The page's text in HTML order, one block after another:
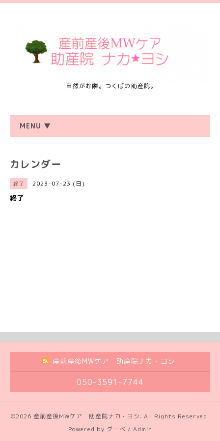
自然がお隣。つくばの助産院。
MENU ▼
カレンダー
終了 2023-07-23 (日)
終了
産前産後MWケア 助産院ナカ・ヨシ
050-3591-7744
©2026 産前産後MWケア 助産院ナカ・ヨシ. All Rights Reserved.
Powered by グーペ / Admin